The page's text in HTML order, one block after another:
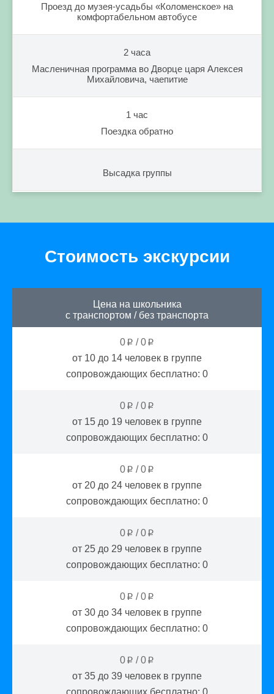
Проезд до музея-усадьбы «Коломенское» на
комфортабельном автобусе
2 часа
Масленичная программа во Дворце царя Алексея
Михайловича, чаепитие
1 час
Поездка обратно
Высадка группы
Стоимость экскурсии
Цена на школьника
с транспортом / без транспорта
0 p /0 p
от 10 до 14 человек в группе
сопровождающих бесплатно: 0
0 p /0 p
от 15 до 19 человек в группе
сопровождающих бесплатно: 0
0 p /0 p
от 20 до 24 человек в группе
сопровождающих бесплатно: 0
0 p /0 p
от 25 до 29 человек в группе
сопровождающих бесплатно: 0
0 p /0 p
от 30 до 34 человек в группе
сопровождающих бесплатно: 0
0 p /0 p
от 35 до 39 человек в группе
сопровождающих бесплатно: 0